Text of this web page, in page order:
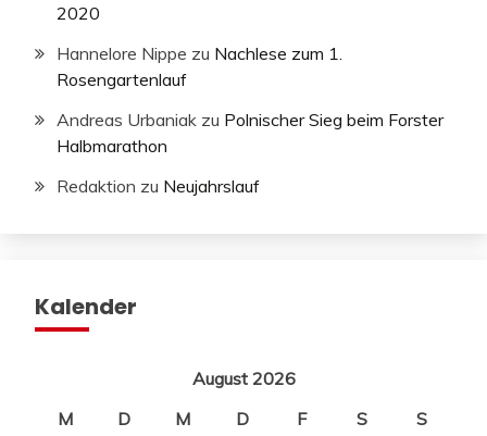
2020
Hannelore Nippe zu Nachlese zum 1.
Rosengartenlauf
Andreas Urbaniak zu Polnischer Sieg beim Forster
Halbmarathon
Redaktion zu Neujahrslauf
Kalender
August 2026
M
D M D F S
S